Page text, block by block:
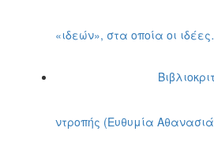
«ιδεών», στα οποία οι
ντροπής (Ευθυμία